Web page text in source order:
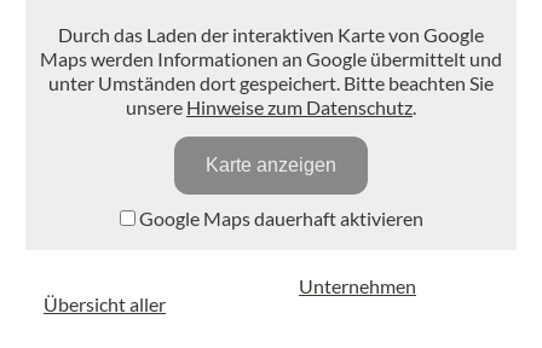
Durch das Laden der interaktiven Karte von Google
Maps werden Informationen an Google übermittelt und
unter Umständen dort gespeichert. Bitte beachten Sie
unsere Hinweise zum Datenschutz
Karte anzeigen
Google Maps dauerhaft aktivieren
Übersicht aller
Unternehmen